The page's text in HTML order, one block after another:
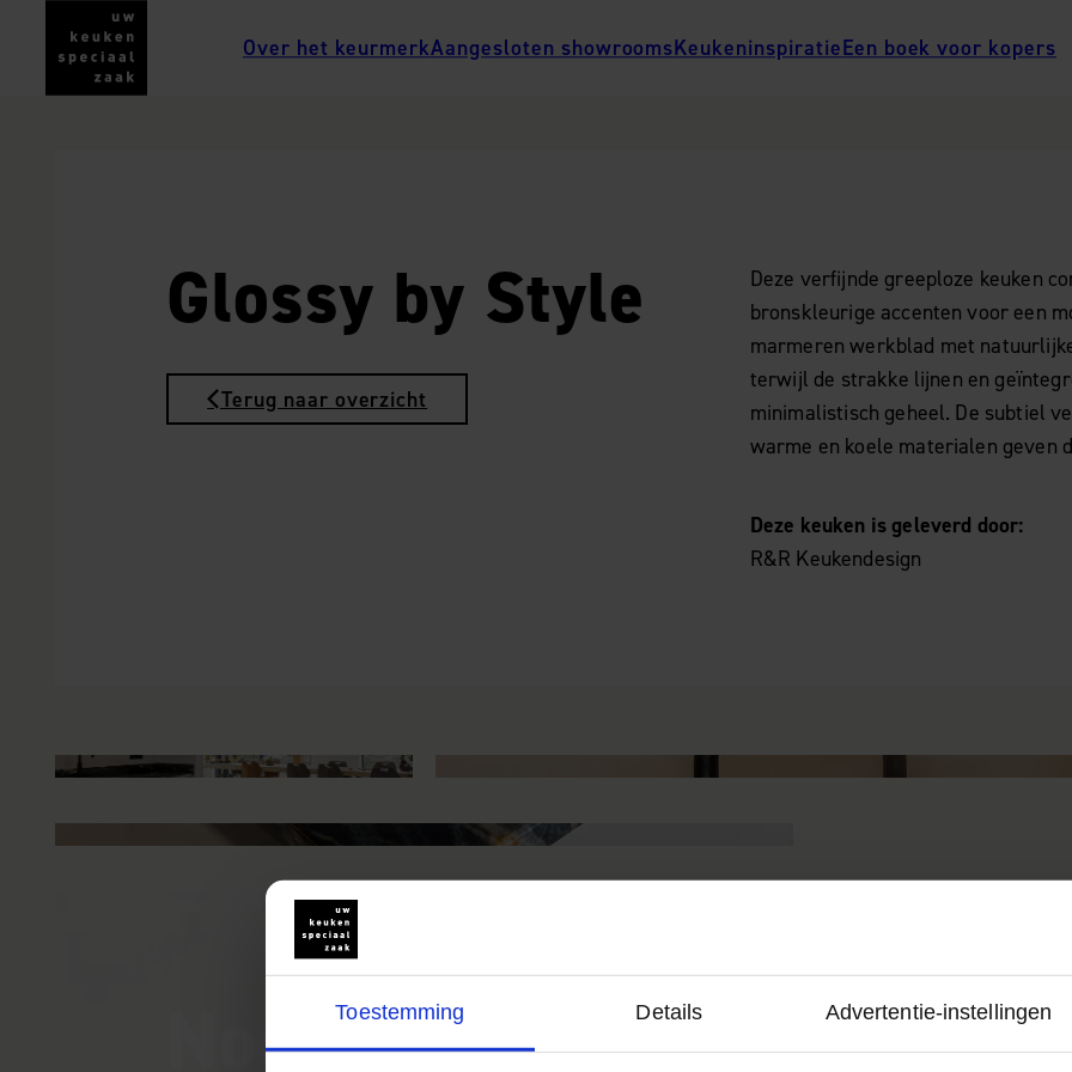
Toestemming Details Advertentie-instellingen
Over het keurmerkAangesloten showroomsKeukeninspiratieEen boek voor kopers
Glossy by Style
Terug naar overzicht
Deze verfijnde greeploze keuken
bronskleurige accenten voor een
marmeren werkblad met
terwijl de strakke lijnen en
minimalistisch geheel. De subtiel
warme en koele materialen geven
Deze keuken is geleverd door:
R&R Keukendesign
Nog meer